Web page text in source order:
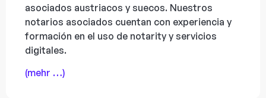
asociados austriacos y suecos. Nuestros
notarios asociados cuentan con experiencia y
formación en el uso de notarity y servicios
digitales.
(mehr …)